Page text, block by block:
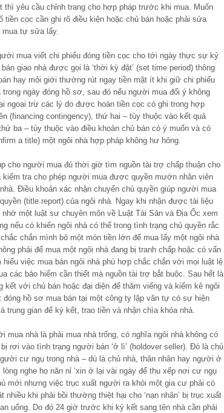
thì yêu cầu chỉnh trang cho hợp pháp trước khi mua. Muốn
cọc cần ghi rõ điều kiện hoặc chủ bán hoặc phải sửa
tự sửa lấy.
mua viết chi phiếu đóng tiền cọc cho tới ngày thực sự ký
giao nhà được gọi là ‘thời kỳ đặt’ (set time period) thông
hay môi giới thường rút ngay tiền mặt ít khi giữ chi phiếu
ngày đóng hồ sơ, sau đó nếu người mua đổi ý không
ngoại trừ các lý do được hoàn tiền cọc có ghi trong hợp
(financing contingency), thứ hai – tùy thuộc vào kết quả
ba – tùy thuộc vào điều khoản chủ bán có ý muốn và có
a title) một ngôi nhà hợp pháp không hư hỏng.
cho người mua đủ thời giờ tìm nguồn tài trợ chấp thuận cho
tra cho phép người mua được quyền mướn nhân viên
Ðiều khoản xác nhận chuyển chủ quyền giúp người mua
(title report) của ngôi nhà. Ngay khi nhận được tài liệu
một luật sư chuyên môn về Luật Tài Sản và Ðịa Ốc xem
nếu có khiến ngôi nhà có thể trong tình trạng chủ quyền rắc
chắn mình bỏ một món tiền lớn để mua lấy một ngôi nhà
phải để mua một ngôi nhà đang bị tranh chấp hoặc có vấn
hiểu việc mua bán ngôi nhà phù hợp chắc chắn với mọi luật lệ
các bảo hiểm cần thiết mà nguồn tài trợ bắt buộc. Sau hết là
kết với chủ bán hoặc đại diện để thăm viếng và kiểm kê ngôi
hồ sơ mua bán tại một công ty lập văn tự có sự hiện
trung gian để ký kết, trao tiền và nhận chìa khóa nhà.
mua nhà là phải mua nhà trống, có nghĩa ngôi nhà không có
rơi vào tình trạng người bán ‘ở lì’ (holdover seller). Ðó là chủ
cư ngụ trong nhà – dù là chủ nhà, thân nhân hay người ở
nghe họ năn nỉ ‘xin ở lại vài ngày để thu xếp nơi cư ngụ
mới nhưng việc trục xuất người ra khỏi một gia cư phải có
khi phải bồi thường thiệt hại cho ‘nạn nhân’ bị trục xuất
uổng. Do đó 24 giờ trước khi ký kết sang tên nhà cần phải